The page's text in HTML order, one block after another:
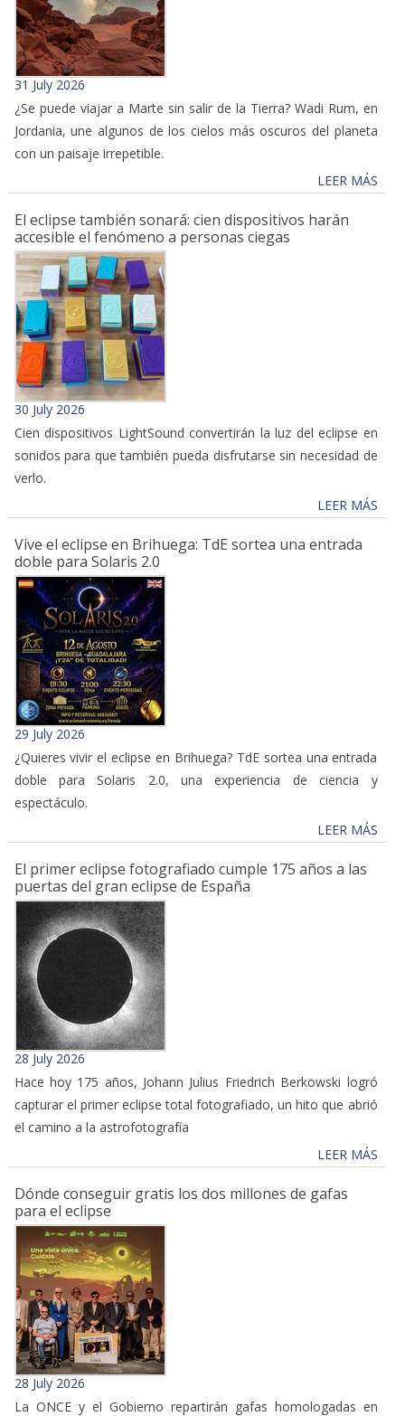
31 July 2026
¿Se puede viajar a Marte sin salir de la Tierra? Wadi Rum, en
Jordania, une algunos de los cielos más oscuros del planeta
con un paisaje irrepetible.
LEER MÁS
El eclipse también sonará: cien dispositivos harán
accesible el fenómeno a personas ciegas
30 July 2026
Cien dispositivos LightSound convertirán la luz del eclipse en
sonidos para que también pueda disfrutarse sin necesidad de
verlo.
LEER MÁS
Vive el eclipse en Brihuega: TdE sortea una entrada
doble para Solaris 2.0
29 July 2026
¿Quieres vivir el eclipse en Brihuega? TdE sortea una entrada
doble para Solaris 2.0, una experiencia de ciencia y
espectáculo.
LEER MÁS
El primer eclipse fotografiado cumple 175 años a las
puertas del gran eclipse de España
28 July 2026
Hace hoy 175 años, Johann Julius Friedrich Berkowski logró
capturar el primer eclipse total fotografiado, un hito que abrió
el camino a la astrofotografía
LEER MÁS
Dónde conseguir gratis los dos millones de gafas
para el eclipse
28 July 2026
La ONCE y el Gobierno repartirán gafas homologadas en